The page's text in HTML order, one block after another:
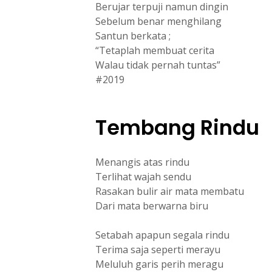
Berujar terpuji namun dingin
Sebelum benar menghilang
Santun berkata ;
“Tetaplah membuat cerita
Walau tidak pernah tuntas”
#2019
Tembang Rindu
Menangis atas rindu
Terlihat wajah sendu
Rasakan bulir air mata membatu
Dari mata berwarna biru
Setabah apapun segala rindu
Terima saja seperti merayu
Meluluh garis perih meragu